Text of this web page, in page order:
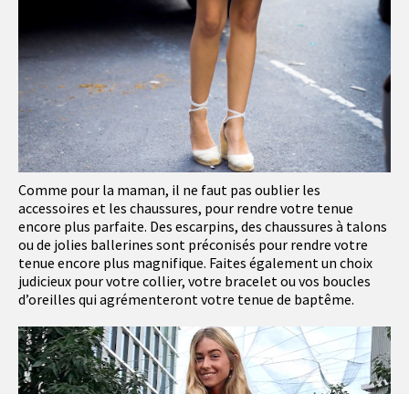
Comme pour la maman, il ne faut pas oublier les
accessoires et les chaussures, pour rendre votre tenue
encore plus parfaite. Des escarpins, des chaussures à talons
ou de jolies ballerines sont préconisés pour rendre votre
tenue encore plus magnifique. Faites également un choix
judicieux pour votre collier, votre bracelet ou vos boucles
d’oreilles qui agrémenteront votre tenue de baptême.